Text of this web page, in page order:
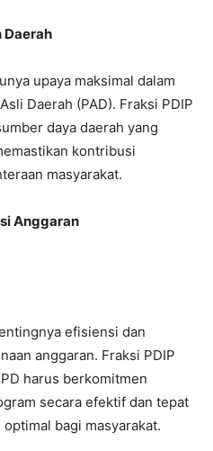
Daerah
upaya maksimal dalam
Daerah (PAD). Fraksi PDIP
daya daerah yang
kontribusi
masyarakat.
Anggaran
efisiensi dan
anggaran. Fraksi PDIP
harus berkomitmen
secara efektif dan tepat
bagi masyarakat.